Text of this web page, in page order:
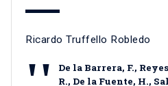
Ricardo Truffello Robledo
De la Barrera, F.,
R., De la Fuente, H.,